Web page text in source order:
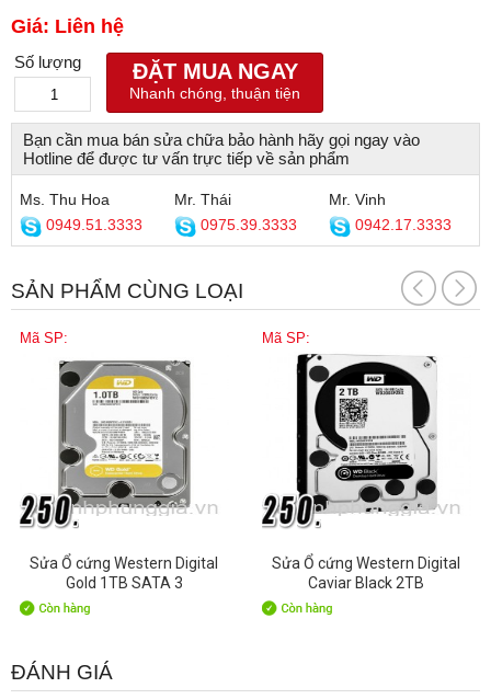
Giá: Liên hệ
Số lượng ĐẶT MUA NGAY
Nhanh chóng, thuận tiện
Bạn cần mua bán sửa chữa bảo hành hãy gọi ngay vào
Hotline để được tư vấn trực tiếp về sản phẩm
Ms. Thu Hoa
0949.51.3333
Mr. Thái
0975.39.3333
Mr. Vinh
0942.17.3333
SẢN PHẨM CÙNG LOẠI
Mã SP:
Sửa Ổ cứng Western Digital
Gold 1TB SATA 3
Mã SP:
Sửa Ổ cứng Western Digital
Caviar Black 2TB
ĐÁNH GIÁ